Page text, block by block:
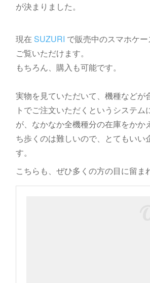
が決まりました。
現在 SUZURI で販売中のスマホケ
ご覧いただけます。
もちろん、購入も可能です。
実物を見ていただいて、機種などが
トでご注文いただくというシステム
が、なかなか全機種分の在庫をかか
ち歩くのは難しいので、とてもいい
す。
こちらも、ぜひ多くの方の目に留ま